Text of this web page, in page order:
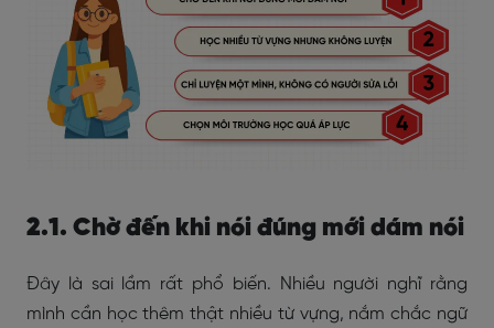
2.1. Chờ đến khi nói đúng mới dám nói
Đây là sai lầm rất phổ biến. Nhiều người nghĩ rằng
mình cần học thêm thật nhiều từ vựng, nắm chắc ngữ